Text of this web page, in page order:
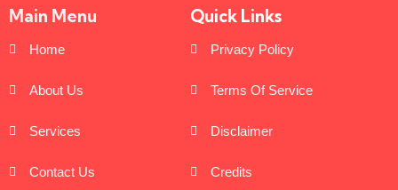
Main Menu
Home
About Us
Services
Contact Us
Quick Links
Privacy Policy
Terms Of Service
Disclaimer
Credits